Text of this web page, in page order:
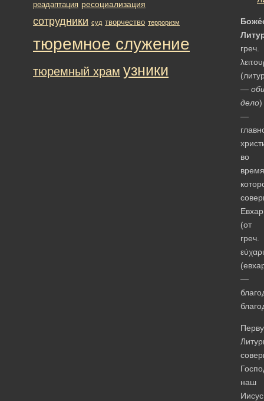
греч.
—
дело)
—
во
время
(от
греч.
—
наш
Иисус
реадаптация ресоциализация
сотрудники суд творчество терроризм
тюремное служение
тюремный храм узники